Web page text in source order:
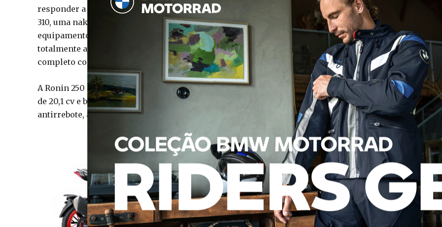
responder a diferentes perfis de utilizadores. Entre os modelos de maior destaque encontra-se a RTR
310, uma naked equipada com um motor monocilíndrico de 310 cc que desenvolve 35,6 cv e 28,7 Nm. O
equipamento inclui quickshifter bidirecional, ecrã TFT de 5 polegadas, cruise control, suspensões
totalmente ajustáveis, travagem Bybre, pneus Michelin e um pacote eletrónico particularmente
completo com cinco modos de condução, ABS em curva e diversos assistentes avançados.
A Ronin 250 aposta numa abordagem mais descontraída e versátil. Com um motor de 225,9 cc,
de 20,1 cv e binário de 19,9 Nm, destaca-se pela tecnologia SmartXonnect, suspensão KYB e
antirrebote, assumindo-se como uma proposta orientada para utilização urbana e lazer.